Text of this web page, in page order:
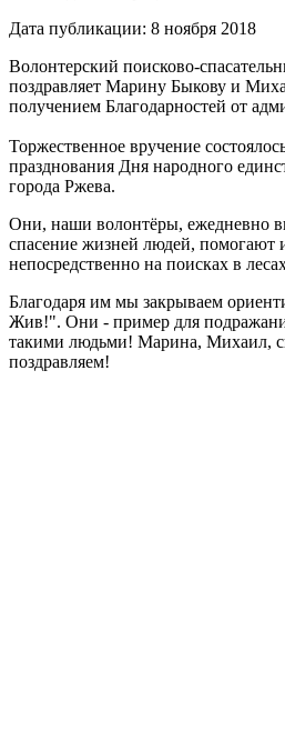
Дата публикации: 8 ноября 2018
Волонтерский поисково-
поздравляет Марину Быкову и
получением Благодарностей от
Торжественное вручение
празднования Дня народного
города Ржева.
Они, наши волонтёры, ежедневно
спасение жизней людей, помогают
непосредственно на поисках в
Благодаря им мы закрываем
Жив!". Они - пример для
такими людьми! Марина, Михаил,
поздравляем!